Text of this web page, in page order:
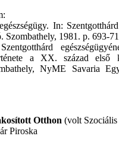
In:
Szombathely, 1981. p. 693-
a XX. század első
NyME Savaria
Otthon (volt
Piroska